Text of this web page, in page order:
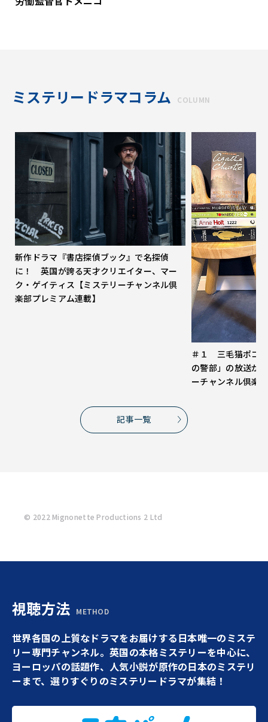
ミステリードラマコラム COLUMN
新作ドラマ『書店探偵ブック』で名探偵
に！ 英国が誇る天才クリエイター、マー
ク・ゲイティス【ミステリーチャンネル倶
楽部プレミアム連載】
＃１ 三毛猫ポコ
の警部」の放送が
ーチャンネル倶楽
記事一覧
© 2022 Mignonette Productions 2 Ltd
視聴方法 METHOD
世界各国の上質なドラマをお届けする日本唯一のミステ
リー専門チャンネル。英国の本格ミステリーを中心に、
ヨーロッパの話題作、人気小説が原作の日本のミステリ
ーまで、選りすぐりのミステリードラマが集結！